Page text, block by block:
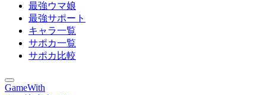
最強ウマ娘
最強サポート
キャラ一覧
サポカ一覧
サポカ比較
GameWith